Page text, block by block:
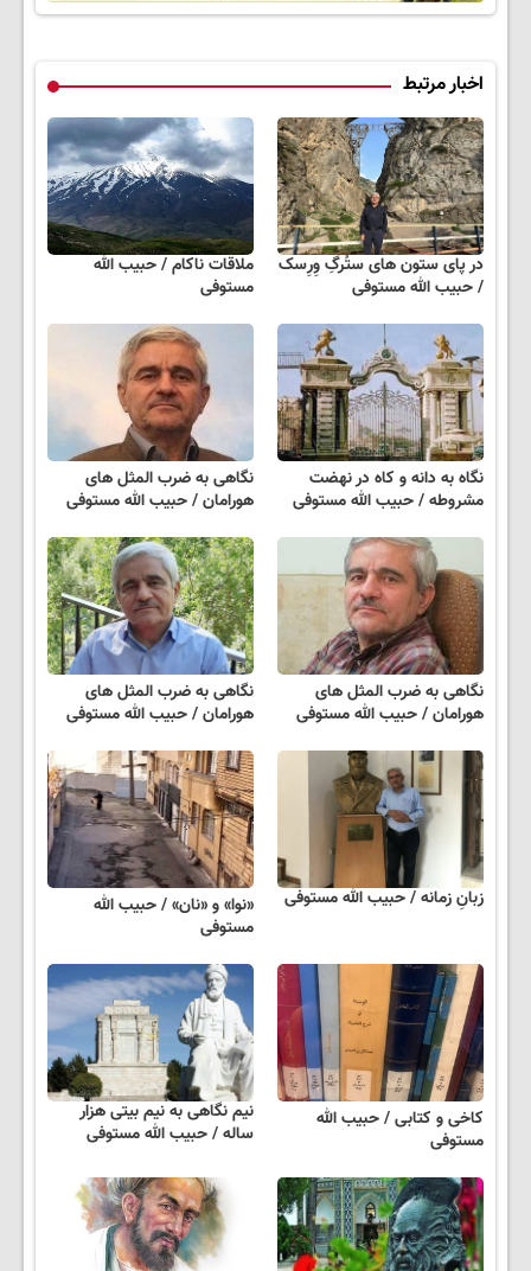
اخبار مرتبط
در پای ستون های ستُرگِ وِرِسک
/ حبیب الله مستوفی
ملاقات ناکام / حبیب الله
مستوفی
نگاه به دانه و کاه در نهضت
مشروطه / حبیب الله مستوفی
نگاهی به ضرب المثل های
هورامان / حبیب الله مستوفی
نگاهی به ضرب المثل های
هورامان / حبیب الله مستوفی
نگاهی به ضرب المثل های
هورامان / حبیب الله مستوفی
زبانِ زمانه / حبیب الله مستوفی
«نوا» و «نان» / حبیب الله
مستوفی
کاخی و کتابی / حبیب الله
مستوفی
نیم نگاهی به نیم بیتی هزار
ساله / حبیب الله مستوفی